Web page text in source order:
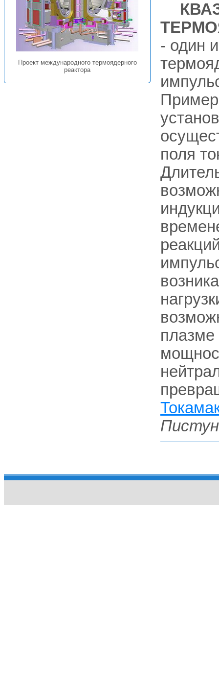
Проект международного термоядерного
реактора
- один
поля
плазме